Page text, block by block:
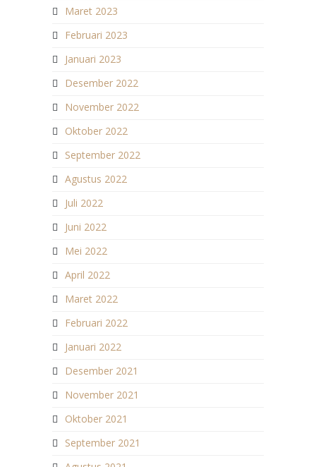
Maret 2023
Februari 2023
Januari 2023
Desember 2022
November 2022
Oktober 2022
September 2022
Agustus 2022
Juli 2022
Juni 2022
Mei 2022
April 2022
Maret 2022
Februari 2022
Januari 2022
Desember 2021
November 2021
Oktober 2021
September 2021